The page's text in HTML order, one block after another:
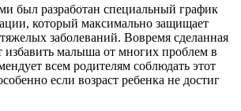
был разработан специальный график
который максимально защищает
заболеваний. Вовремя сделанная
избавить малыша от многих проблем в
всем родителям соблюдать этот
если возраст ребенка не достиг